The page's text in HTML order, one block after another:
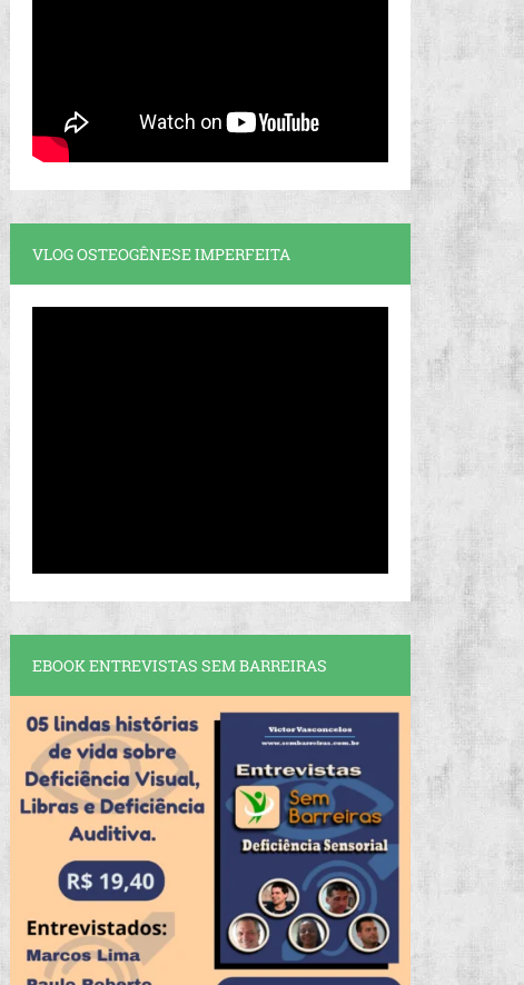
VLOG OSTEOGÊNESE IMPERFEITA
EBOOK ENTREVISTAS SEM BARREIRAS